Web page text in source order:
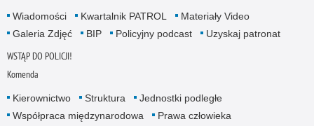
Wiadomości Kwartalnik PATROL
Materiały Video
Galeria Zdjęć
BIP Policyjny podcast Uzyskaj patronat
WSTĄP DO POLICJI!
Komenda
Kierownictwo Struktura
Jednostki podległe
Współpraca międzynarodowa
Prawa człowieka